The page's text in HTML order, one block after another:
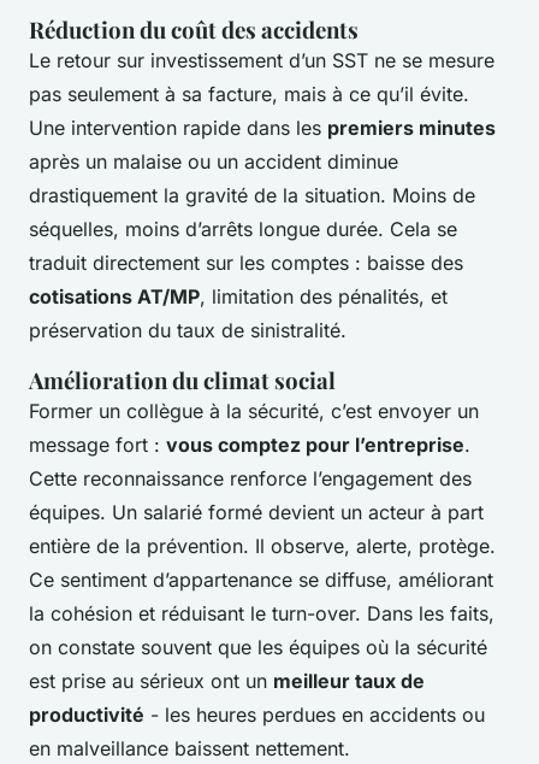
Réduction du coût des accidents
Le retour sur investissement d’un SST ne se mesure
pas seulement à sa facture, mais à ce qu’il évite.
Une intervention rapide dans les premiers minutes
après un malaise ou un accident diminue
drastiquement la gravité de la situation. Moins de
séquelles, moins d’arrêts longue durée. Cela se
traduit directement sur les comptes : baisse des
cotisations AT/MP, limitation des pénalités, et
préservation du taux de sinistralité.
Amélioration du climat social
Former un collègue à la sécurité, c’est envoyer un
message fort : vous comptez pour l’entreprise.
Cette reconnaissance renforce l’engagement des
équipes. Un salarié formé devient un acteur à part
entière de la prévention. Il observe, alerte, protège.
Ce sentiment d’appartenance se diffuse, améliorant
la cohésion et réduisant le turn-over. Dans les faits,
on constate souvent que les équipes où la sécurité
est prise au sérieux ont un meilleur taux de
productivité - les heures perdues en accidents ou
en malveillance baissent nettement.